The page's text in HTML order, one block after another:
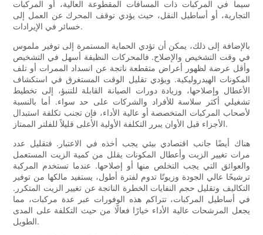
سيما في المركبات ذات المسافات المقطوعة العالية، أو المركبات
التجارية، أو أساطيل النقل، حيث يؤدي توقف المحرك عن العمل إلى
خسائر في الإيرادات.
بالإضافة إلى ذلك، يمكن أن تؤدي الحماية المستمرة إلى توفير ملموس
في وقت التشخيص والإصلاح. فالمحركات النظيفة أسهل في التشخيص
وأقل عرضة لظهور أعراض متقطعة ناتجة عن انسداد الممرات أو تلف
المكونات الهيدروليكية. ويؤدي تقليل الوقت المستغرق في استكشاف
الأعطال وإصلاحها، وزيادة دورات الصيانة القابلة للتنبؤ، إلى تخطيط
تشغيلي أكثر سلاسة للأفراد والشركات على حد سواء. أما بالنسبة
لأصحاب المركبات المتخصصة أو عالية الأداء، فإن تجنب تكلفة استبدال
الأجزاء قبل الأوان يبرر التكلفة الأولية الأعلى قليلاً للفلتر الممتاز.
هناك أيضًا جانب اقتصادي بيئي يجب أخذه في الاعتبار. فتقليل عدد
مرات تغيير الزيت وأعطال المكونات يقلل من كمية الزيت المستعمل
والعوائق التي يجب التخلص منها أو إصلاحها. عندما تستخدم المركبة
ترشيحًا عالي الجودة وزيوتًا تدوم لفترة أطول، يستفيد مالكها من توفير
التكاليف وتقليل حجم النفايات الخطرة الناتجة عن تغيير الزيت المتكرر.
في أساطيل المركبات، تتراكم هذه الوفورات عبر عدة مركبات، مما
يجعل المرشحات عالية الأداء خيارًا فعالًا من حيث التكلفة على المدى
الطويل.